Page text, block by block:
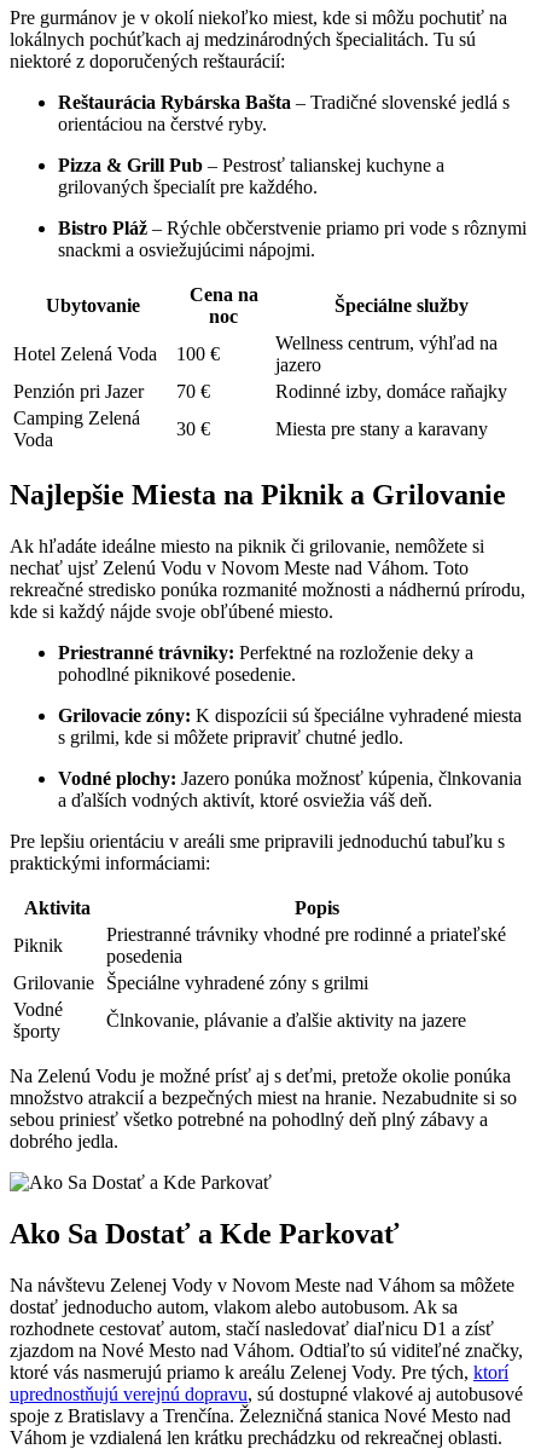
Pre gurmánov je v okolí niekoľko miest, kde si môžu pochutiť na
lokálnych pochúťkach aj medzinárodných špecialitách. Tu sú
niektoré z doporučených reštaurácií:
Reštaurácia Rybárska Bašta – Tradičné slovenské jedlá s
orientáciou na čerstvé ryby.
Pizza & Grill Pub – Pestrosť talianskej kuchyne a
grilovaných špecialít pre každého.
Bistro Pláž – Rýchle občerstvenie priamo pri vode s rôznymi
snackmi a osviežujúcimi nápojmi.
Ubytovanie
Cena na
noc
Špeciálne služby
Hotel Zelená Voda 100 €
Wellness centrum, výhľad na
jazero
Penzión pri Jazer
70 €
Rodinné izby, domáce raňajky
Camping Zelená
Voda
30 € Miesta pre stany a karavany
Najlepšie Miesta na Piknik a Grilovanie
Ak hľadáte ideálne miesto na piknik či grilovanie, nemôžete si
nechať ujsť Zelenú Vodu v Novom Meste nad Váhom. Toto
rekreačné stredisko ponúka rozmanité možnosti a nádhernú prírodu,
kde si každý nájde svoje obľúbené miesto.
Priestranné trávniky: Perfektné na rozloženie deky a
pohodlné piknikové posedenie.
Grilovacie zóny: K dispozícii sú špeciálne vyhradené miesta
s grilmi, kde si môžete pripraviť chutné jedlo.
Vodné plochy: Jazero ponúka možnosť kúpenia, člnkovania
a ďalších vodných aktivít, ktoré osviežia váš deň.
Pre lepšiu orientáciu v areáli sme pripravili jednoduchú tabuľku s
praktickými informáciami:
Aktivita
Popis
Piknik
Priestranné trávniky vhodné pre rodinné a priateľské
posedenia
Grilovanie
Špeciálne vyhradené zóny s grilmi
Vodné
športy
Člnkovanie, plávanie a ďalšie aktivity na jazere
Na Zelenú Vodu je možné prísť aj s deťmi, pretože okolie ponúka
množstvo atrakcií a bezpečných miest na hranie. Nezabudnite si so
sebou priniesť všetko potrebné na pohodlný deň plný zábavy a
dobrého jedla.
Ako Sa Dostať a Kde Parkovať
Na návštevu Zelenej Vody v Novom Meste nad Váhom sa môžete
dostať jednoducho autom, vlakom alebo autobusom. Ak sa
rozhodnete cestovať autom, stačí nasledovať diaľnicu D1 a zísť
zjazdom na Nové Mesto nad Váhom. Odtiaľto sú viditeľné značky,
ktoré vás nasmerujú priamo k areálu Zelenej Vody. Pre tých, ktorí
uprednostňujú verejnú dopravu, sú dostupné vlakové aj autobusové
spoje z Bratislavy a Trenčína. Železničná stanica Nové Mesto nad
Váhom je vzdialená len krátku prechádzku od rekreačnej oblasti.